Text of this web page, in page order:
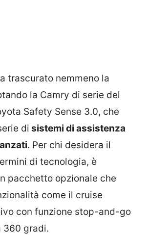
trascurato nemmeno la
la Camry di serie del
Safety Sense 3.0, che
di sistemi di assistenza
. Per chi desidera il
di tecnologia, è
pacchetto opzionale che
come il cruise
con funzione stop-and-go
360 gradi.